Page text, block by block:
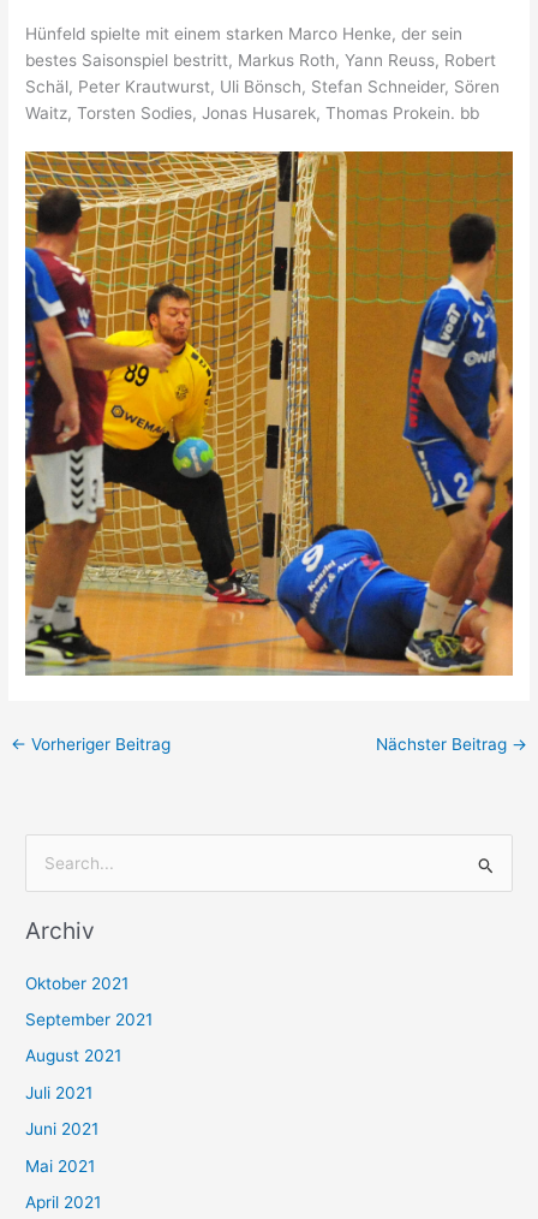
Hünfeld spielte mit einem starken Marco Henke, der sein
bestes Saisonspiel bestritt, Markus Roth, Yann Reuss, Robert
Schäl, Peter Krautwurst, Uli Bönsch, Stefan Schneider, Sören
Waitz, Torsten Sodies, Jonas Husarek, Thomas Prokein. bb
← Vorheriger Beitrag Nächster Beitrag →
c
n
n
a
c
h
:
Archiv
Oktober 2021
September 2021
August 2021
Juli 2021
Juni 2021
Mai 2021
April 2021